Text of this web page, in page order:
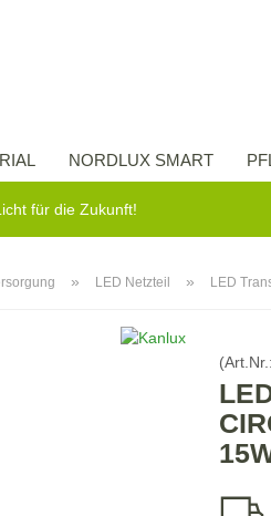
für die Zukunft!
NORDLUX SMART
» LED Netzteil » LED